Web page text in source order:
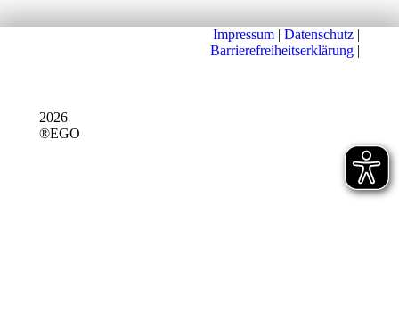
2026
®EGO
Impressum | Datenschutz |
Barrierefreiheitserklärung |